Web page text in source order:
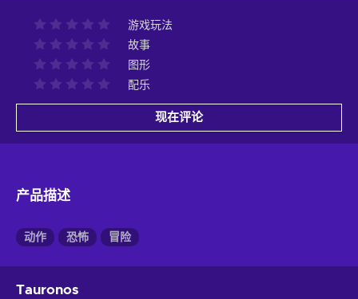
游戏玩法
故事
图形
配乐
现在评论
产品描述
动作 恐怖 冒险
Tauronos